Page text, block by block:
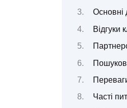
Основні
Відгуки
Часті